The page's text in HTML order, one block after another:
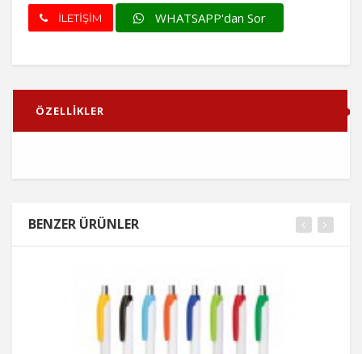
İLETİŞİM WHATSAPP'dan Sor
ÖZELLİKLER
BENZER ÜRÜNLER